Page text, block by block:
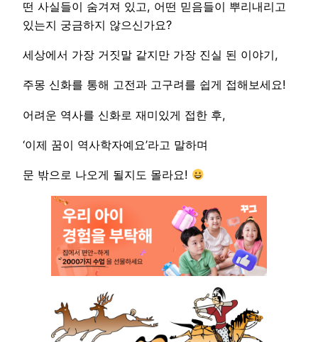
떤 사실들이 숨겨져 있고, 어떤 믿음들이 뿌리내리고
있는지 궁금하지 않으신가요?
세상에서 가장 거짓말 같지만 가장 진실 된 이야기,
주몽 신화를 통해 고전과 고구려를 쉽게 접해보세요!
어려운 역사를 신화로 재미있게 접한 후,
‘이제 꿈이 역사학자예요’라고 말하며
문 밖으로 나오게 될지도 몰라요!